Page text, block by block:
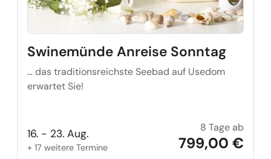
Swinemünde Anreise Sonntag
… das traditionsreichste Seebad auf Usedom
erwartet Sie!
16. - 23. Aug.
+ 17 weitere Termine
8 Tage ab
799,00 €